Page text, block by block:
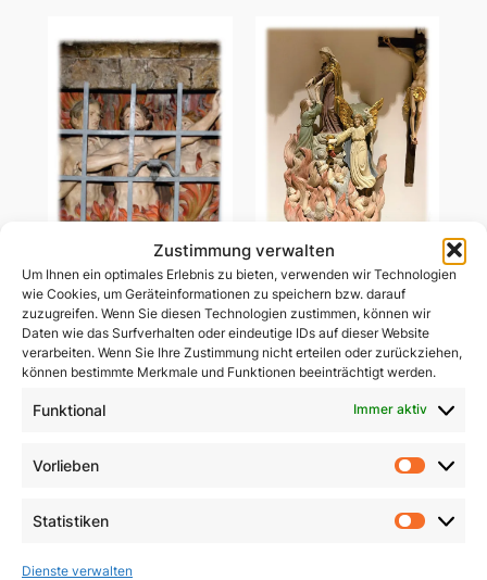
Zustimmung verwalten
Um Ihnen ein optimales Erlebnis zu bieten, verwenden wir Technologien
wie Cookies, um Geräteinformationen zu speichern bzw. darauf
zuzugreifen. Wenn Sie diesen Technologien zustimmen, können wir
Daten wie das Surfverhalten oder eindeutige IDs auf dieser Website
verarbeiten. Wenn Sie Ihre Zustimmung nicht erteilen oder zurückziehen,
können bestimmte Merkmale und Funktionen beeinträchtigt werden.
Funktional Immer aktiv
Vorlieben
Statistiken
Dienste verwalten
Ablass-Gebetsbildchen
(Motiv C: Dießen)
5,00€
Ablass-Gebetsbildchen
(Motiv D: Maria
Vesperbild)